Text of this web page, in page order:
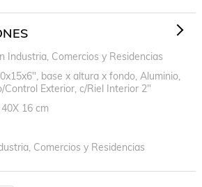
Industria, Comercios y Residencias
base x altura x fondo, Aluminio,
Control Exterior, c/Riel Interior 2"
16 cm
Comercios y Residencias